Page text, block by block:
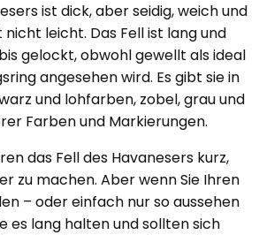
ist dick, aber seidig, weich und
leicht. Das Fell ist lang und
gelockt, obwohl gewellt als ideal
angesehen wird. Es gibt sie in
und lohfarben, zobel, grau und
Farben und Markierungen.
das Fell des Havanesers kurz,
zu machen. Aber wenn Sie Ihren
– oder einfach nur so aussehen
es lang halten und sollten sich